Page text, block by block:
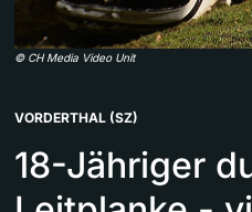
© CH Media Video Unit
VORDERTHAL (SZ)
18-Jähriger